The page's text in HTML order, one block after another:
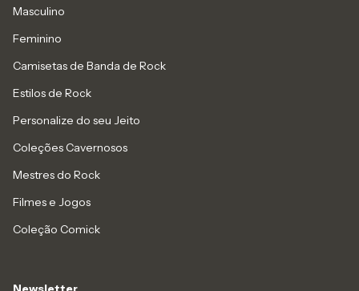
Masculino
Feminino
Camisetas de Banda de Rock
Estilos de Rock
Personalize do seu Jeito
Coleções Cavernosos
Mestres do Rock
Filmes e Jogos
Coleção Comick